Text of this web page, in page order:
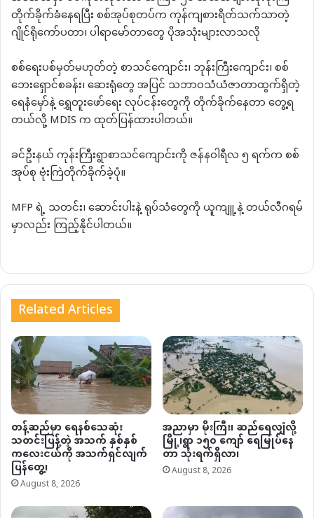
တိုက်ခိုက်ခံနေရပြီး စစ်အုပ်စုတပ်က ကုန်ကျစားရိတ်သက်သာတဲ့
ဂျိုင်ရိုကော်ပတာ၊ ပါရာမော်တာတွေ ပိုအသုံးများလာသလို
စစ်ရေးပစ်မှတ်မဟုတ်တဲ့ စာသင်ကျောင်း၊ ဘုန်းကြီးကျောင်း၊ စစ်
ဘေးရှောင်စခန်း၊ ဆေးရုံတွေ အပြင် သဘာဝသံယံဇာတာထွက်ရှိတဲ့
ရေနံမှော်နဲ့ ရွှေတူးဖော်ရေး လုပ်ငန်းတွေကို တိုက်ခိုက်နေတာ တွေ့ရ
တယ်လို့ MDIS က ထုတ်ပြန်ထားပါတယ်။
ခင်ဦးနယ် ကုန်းကြီးရွာစာသင်ကျောင်းကို ဇန်နဝါရီလ ၅ ရက်က စစ်
အုပ်စု ဗုံးကြဲတိုက်ခိုက်ခဲ့ပုံ။
MFP ရဲ့ သတင်း၊ ဆောင်းပါးနဲ့ ရုပ်သံတွေကို ယူကျူ့နဲ့ တယ်လီဂရမ်
မှာလည်း ကြည့်နိုင်ပါတယ်။
Related Articles
တန့်ဆည်မှာ ရေနစ်သေဆုံး
သတင်းပြန့်တဲ့ အသက် နှစ်နှစ်
ကလေးငယ်ကို အသက်ရှင်လျက်
ပြန်တွေ့၊
August 8, 2026
အညာမှာ မိုးကြီး၊ ဆည်ရေလျှံလို့
မြို့၊ရွာ ၁၅၀ ကျော် ရေမြုပ်နေ
တာ သုံးရက်ရှိလာ၊
August 8, 2026